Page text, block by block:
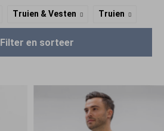
Truien & Vesten Truien
Filter en sorteer